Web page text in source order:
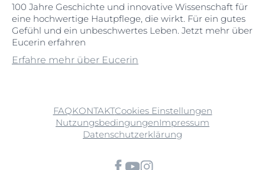
100 Jahre Geschichte und innovative Wissenschaft für
eine hochwertige Hautpflege, die wirkt. Für ein gutes
Gefühl und ein unbeschwertes Leben. Jetzt mehr über
Eucerin erfahren
Erfahre mehr über Eucerin
FAQKONTAKTCookies Einstellungen
NutzungsbedingungenImpressum
Datenschutzerklärung